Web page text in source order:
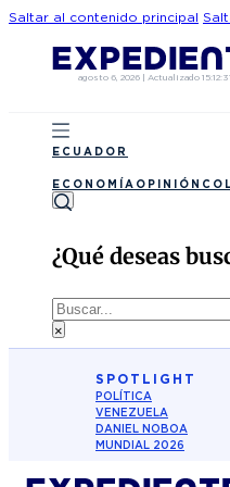
Saltar al contenido principal
agosto 6, 2026 | Actualizado 15:12:31
ECUADOR
ECONOMÍA OPINIÓN
¿Qué deseas
Buscar
×
SPOTLIGHT
POLÍTICA
VENEZUELA
DANIEL NOBOA
MUNDIAL 2026